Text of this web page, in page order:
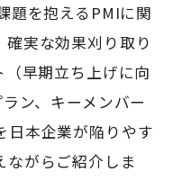
題を抱えるPMIに関
確実な効果刈り取り
早期立ち上げに向
ン、キーメンバー
日本企業が陥りやす
ながらご紹介しま